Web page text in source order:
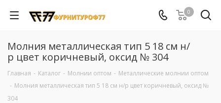
0
Молния металлическая тип 5 18 см н/
р цвет коричневый, оксид № 304
Главная - Каталог - Молнии оптом - Металлические молнии оптом
- Молния металлическая тип 5 18 см н/р цвет коричневый, оксид №
304